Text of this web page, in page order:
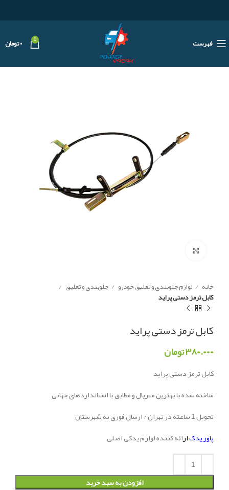
فهرست 0 ۰تومان
خانه لوازم جلوبندی و تعلیق خودرو جلوبندی و تعلیق
کابل ترمز دستی پراید
کابل ترمز دستی پراید
۳۸۰.۰۰۰تومان
کابل ترمز دستی پراید
ساخته شده با بهترین متریال و مطابق با استانداردهای جهانی
تحویل 1 ساعته در تهران / ارسال فوری به شهرستان
پاور یدکارائه کننده لوازم یدکی اصلی
افزودن به سبد خرید